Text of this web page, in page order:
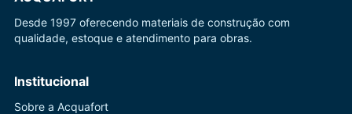
Desde 1997 oferecendo materiais de construção com
qualidade, estoque e atendimento para obras.
Institucional
Sobre a Acquafort